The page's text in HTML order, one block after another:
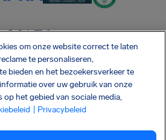
SocialFacebook
SocialTwitter
SocialInstagram
SocialLinkedin
ONZE GRATIS APP
om onze website correct te laten
te personaliseren,
bieden en het bezoekersverkeer te
over uw gebruik van onze
het gebied van sociale media,
| Privacybeleid